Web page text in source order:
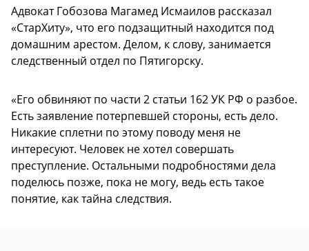
Адвокат Гобозова Магамед Исмаилов рассказал
«СтарХиту», что его подзащитный находится под
домашним арестом. Делом, к слову, занимается
следственный отдел по Пятигорску.
«Его обвиняют по части 2 статьи 162 УК РФ о разбое.
Есть заявление потерпевшей стороны, есть дело.
Никакие сплетни по этому поводу меня не
интересуют. Человек не хотел совершать
преступление. Остальными подробностями дела
поделюсь позже, пока не могу, ведь есть такое
понятие, как тайна следствия.